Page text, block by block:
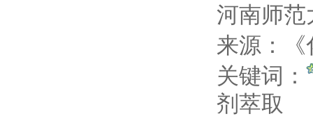
河南师
来源：
关键词：
剂萃取